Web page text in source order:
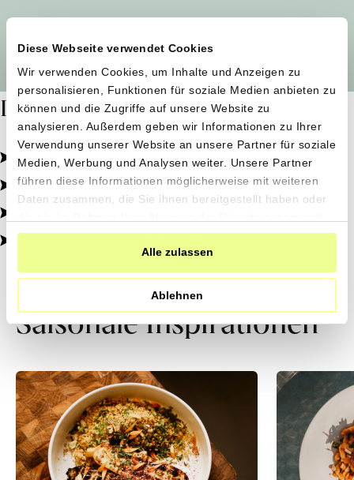
Diese Webseite verwendet Cookies
Wir verwenden Cookies, um Inhalte und Anzeigen zu
personalisieren, Funktionen für soziale Medien anbieten zu
können und die Zugriffe auf unsere Website zu
analysieren. Außerdem geben wir Informationen zu Ihrer
Verwendung unserer Website an unsere Partner für soziale
Medien, Werbung und Analysen weiter. Unsere Partner
führen diese Informationen möglicherweise mit weiteren
Daten zusammen, die Sie ihnen bereitgestellt haben oder
haben.
Alle zulassen
Ablehnen
Dafür stehen wir
Pestizidfrei angebaut, schonend verarbeitet.
Natürliche Zutaten, echter Geschmack.
Von kleinen Höfen, direkt zu dir.
100% transparent, 0% Zusatzstoffe.
Saisonale Inspirationen